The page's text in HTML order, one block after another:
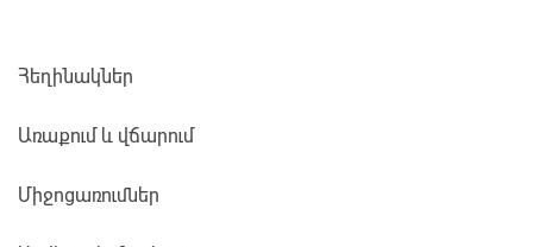
Հեղինակներ
Առաքում և վճարում
Միջոցառումներ